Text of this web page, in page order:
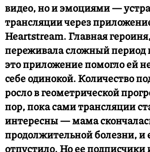
видео, но и эмоциями —
трансляции через
Heartstream. Главная
переживала сложный период
это приложение помогло ей
себе одинокой. Количество
росло в геометрической
пор, пока сами трансляции
интересны — мама
продолжительной болезни, и
отпустило. Но ее